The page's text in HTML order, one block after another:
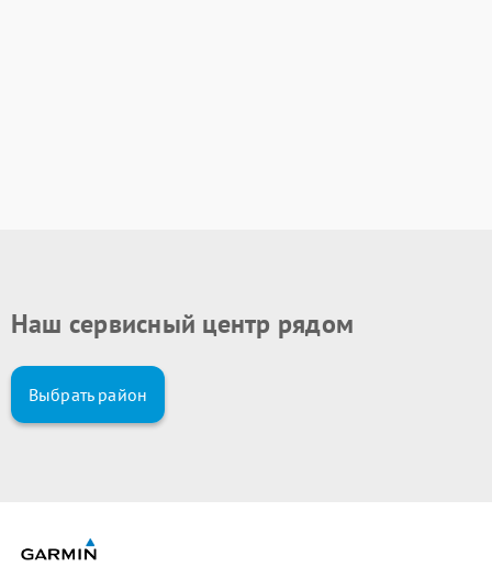
Наш сервисный центр рядом
Выбрать район